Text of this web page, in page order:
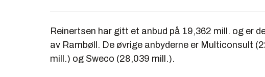
Reinertsen har gitt et anbud på 19,362 mill. og er
av Rambøll. De øvrige anbyderne er Multiconsult
mill.) og Sweco (28,039 mill.).